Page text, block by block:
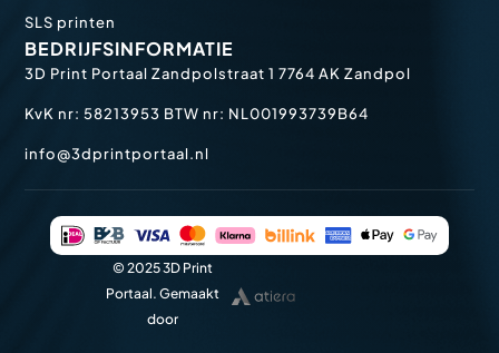
SLS printen
BEDRIJFSINFORMATIE
3D Print Portaal Zandpolstraat 1 7764 AK Zandpol
KvK nr: 58213953 BTW nr: NL001993739B64
info@3dprintportaal.nl
© 2025 3D Print
Portaal. Gemaakt
door